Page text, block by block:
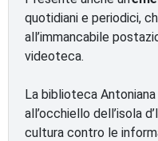
quotidiani e periodici,
all’immancabile
videoteca.
La biblioteca
all’occhiello dell’isola
cultura contro le